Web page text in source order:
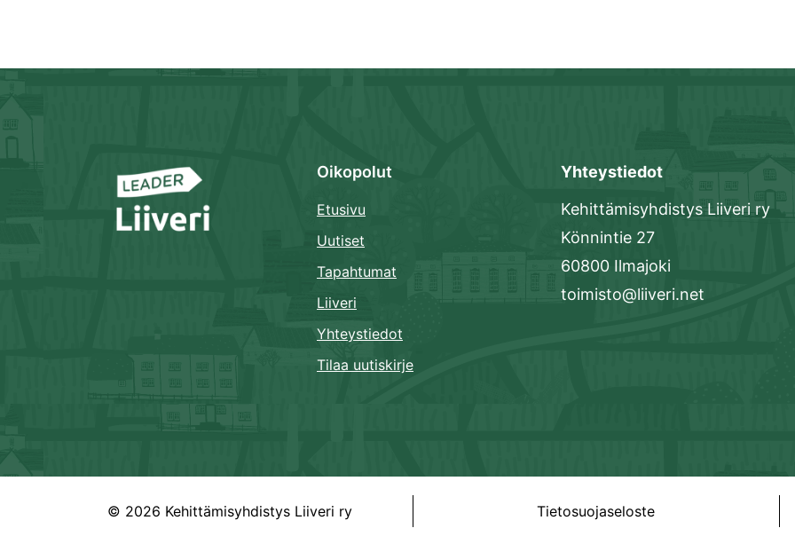
Oikopolut
Etusivu
Uutiset
Tapahtumat
Liiveri
Yhteystiedot
Tilaa uutiskirje
Yhteystiedot
Kehittämisyhdistys Liiveri ry
Könnintie 27
60800 Ilmajoki
toimisto@liiveri.net
© 2026 Kehittämisyhdistys Liiveri ry Tietosuojaseloste